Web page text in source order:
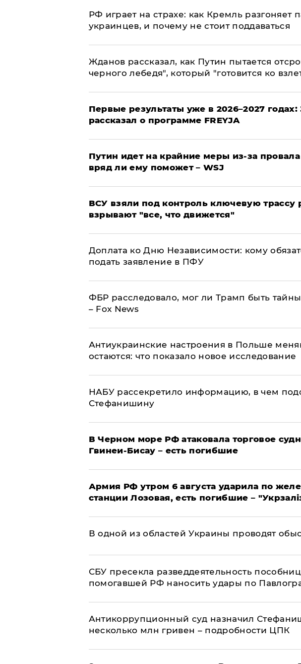
РФ играет на страхе: как Кремль разгоняет
украинцев, и почему не стоит поддаваться
Жданов рассказал, как Путин пытается
черного лебедя", который "готовится ко
Первые результаты уже в 2026–2027
рассказал о программе FREYJA
Путин идет на крайние меры из-за
вряд ли ему поможет – WSJ
ВСУ взяли под контроль ключевую трассу
взрывают "все, что движется"
Доплата ко Дню Независимости: кому
подать заявление в ПФУ
ФБР расследовало, мог ли Трамп быть
– Fox News
Антиукраинские настроения в Польше
остаются: что показало новое исследование
НАБУ рассекретило информацию, в чем
Стефанишину
В Черном море РФ атаковала торговое
Гвинеи-Бисау – есть погибшие
Армия РФ утром 6 августа ударила по
станции Лозовая, есть погибшие –
В одной из областей Украины проводят
СБУ пресекла разведдеятельность
помогавшей РФ наносить удары по
Антикоррупционный суд назначил
несколько млн гривен – подробности ЦПК